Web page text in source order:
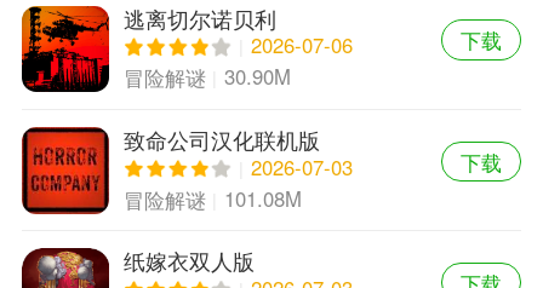
逃离切尔诺贝利
2026-07-06
冒险解谜
30.90M
下载
致命公司汉化联机版
2026-07-03
冒险解谜
101.08M
下载
纸嫁衣双人版